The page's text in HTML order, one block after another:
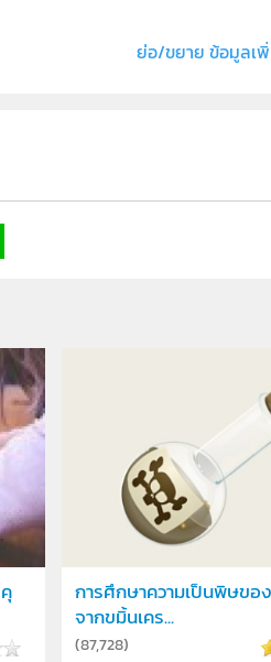
นายวิชญ์ เนียรนาทตระกูล , นายศรัณย์ เจน
ย่อ/ขยาย ข้อมูลเ
การศึกษาความเป็นพิษขอ
จากขมิ้นเคร...
(87,728)